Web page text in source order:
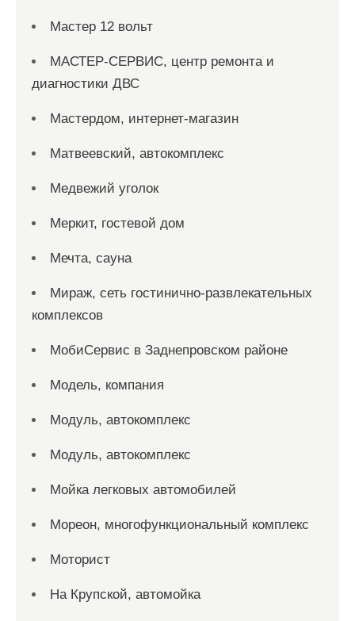
Мастер 12 вольт
МАСТЕР-СЕРВИС, центр ремонта и
диагностики ДВС
Мастердом, интернет-магазин
Матвеевский, автокомплекс
Медвежий уголок
Меркит, гостевой дом
Мечта, сауна
Мираж, сеть гостинично-развлекательных
комплексов
МобиСервис в Заднепровском районе
Модель, компания
Модуль, автокомплекс
Модуль, автокомплекс
Мойка легковых автомобилей
Мореон, многофункциональный комплекс
Моторист
На Крупской, автомойка